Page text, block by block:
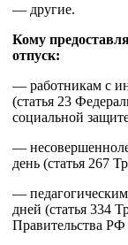
— другие.
Кому
отпуск:
— работникам с
(статья 23
социальной
—
день (статья 267
—
дней (статья 334
Правительства